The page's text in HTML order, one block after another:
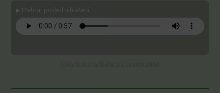
▶ Přehrát poslední hlášení: